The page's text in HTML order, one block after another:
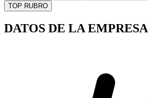
TOP RUBRO
DATOS DE LA EMPRESA